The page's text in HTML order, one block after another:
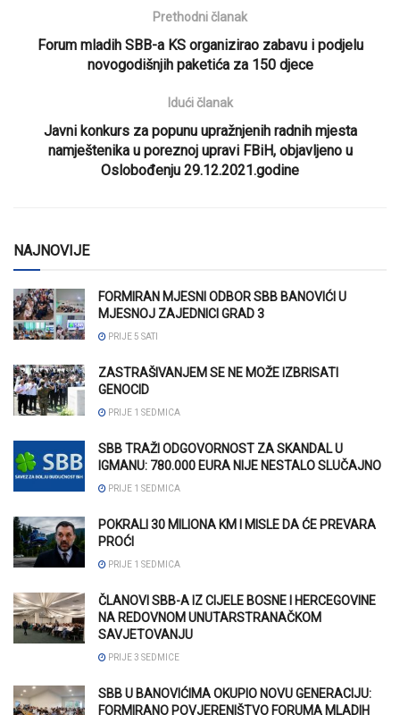
Prethodni članak
Forum mladih SBB-a KS organizirao zabavu i podjelu
novogodišnjih paketića za 150 djece
Idući članak
Javni konkurs za popunu upražnjenih radnih mjesta
namještenika u poreznoj upravi FBiH, objavljeno u
Oslobođenju 29.12.2021.godine
NAJNOVIJE
FORMIRAN MJESNI ODBOR SBB BANOVIĆI U
MJESNOJ ZAJEDNICI GRAD 3
PRIJE 5 SATI
ZASTRAŠIVANJEM SE NE MOŽE IZBRISATI
GENOCID
PRIJE 1 SEDMICA
SBB TRAŽI ODGOVORNOST ZA SKANDAL U
IGMANU: 780.000 EURA NIJE NESTALO SLUČAJNO
PRIJE 1 SEDMICA
POKRALI 30 MILIONA KM I MISLE DA ĆE PREVARA
PROĆI
PRIJE 1 SEDMICA
ČLANOVI SBB-A IZ CIJELE BOSNE I HERCEGOVINE
NA REDOVNOM UNUTARSTRANAČKOM
SAVJETOVANJU
PRIJE 3 SEDMICE
SBB U BANOVIĆIMA OKUPIO NOVU GENERACIJU:
FORMIRANO POVJERENIŠTVO FORUMA MLADIH